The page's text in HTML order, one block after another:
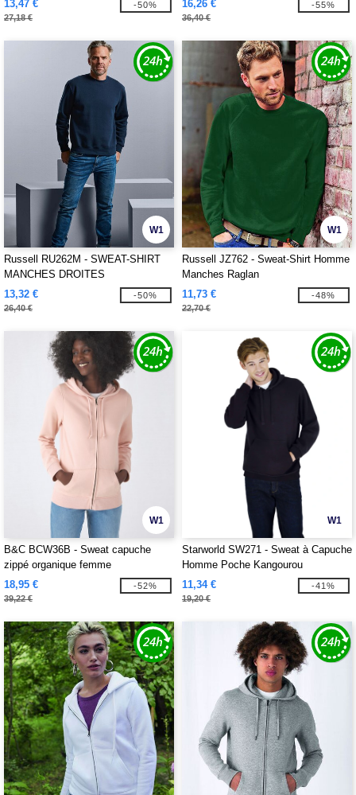
13,47 €
27,18 €
-50% 16,26 €
36,40 €
-55%
W1
Russell RU262M - SWEAT-SHIRT
MANCHES DROITES
13,32 €
26,40 €
-50%
W1
Russell JZ762 - Sweat-Shirt Homme
Manches Raglan
11,73 €
22,70 €
-48%
W1
B&C BCW36B - Sweat capuche
zippé organique femme
18,95 €
39,22 €
-52%
W1
Starworld SW271 - Sweat à Capuche
Homme Poche Kangourou
11,34 €
19,20 €
-41%